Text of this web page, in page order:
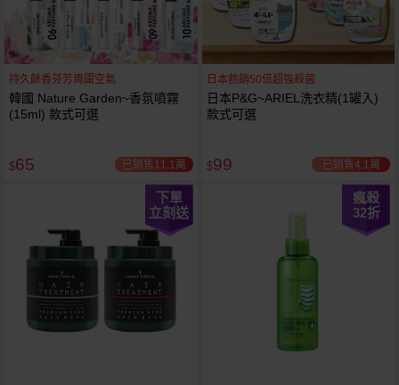
持久餘香芬芳周圍空氣
韓國 Nature Garden~香氛噴霧
(15ml) 款式可選
$65 已銷售11.1萬
日本熱銷50倍超強殺菌
日本P&G~ARIEL洗衣精(1罐入)
款式可選
$99 已銷售4.1萬
下單
立刻送
瘋殺
32折